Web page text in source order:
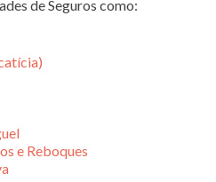
de Seguros como:
e Reboques